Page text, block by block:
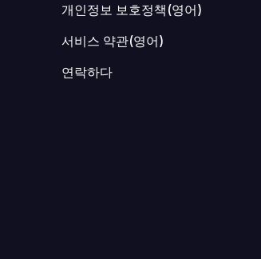
개인정보 보호정책(영어)
서비스 약관(영어)
연락하다